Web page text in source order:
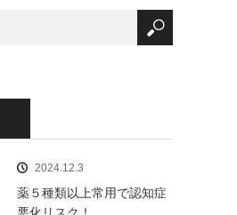
2024.12.3
薬５種類以上常用で認知症